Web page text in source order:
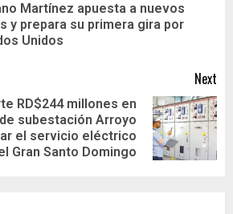
Martínez apuesta a nuevos
y prepara su primera gira por
Unidos
Next
RD$244 millones en
subestación Arroyo
el servicio eléctrico
Gran Santo Domingo